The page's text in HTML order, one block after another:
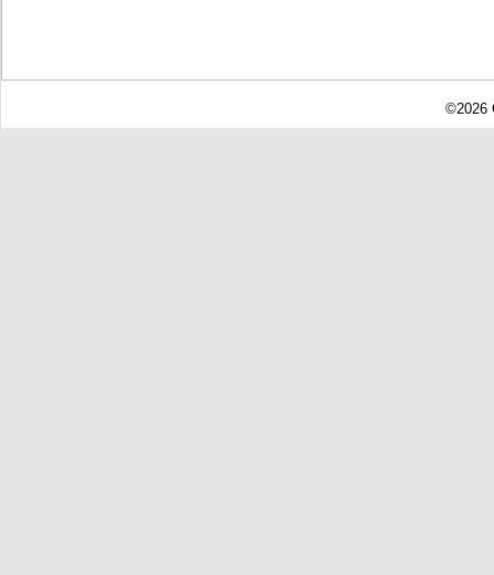
©2026